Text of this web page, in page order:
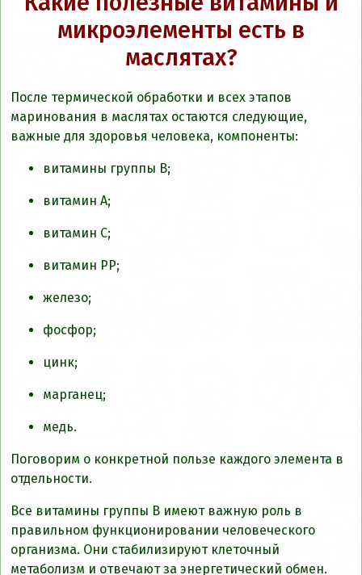
микроэлементы есть в
маслятах?
После термической обработки и всех этапов
маринования в маслятах остаются следующие,
важные для здоровья человека, компоненты:
витамины группы В;
витамин А;
витамин С;
витамин РР;
железо;
фосфор;
цинк;
марганец;
медь.
Поговорим о конкретной пользе каждого элемента в
отдельности.
Все витамины группы В имеют важную роль в
правильном функционировании человеческого
организма. Они стабилизируют клеточный
метаболизм и отвечают за энергетический обмен.